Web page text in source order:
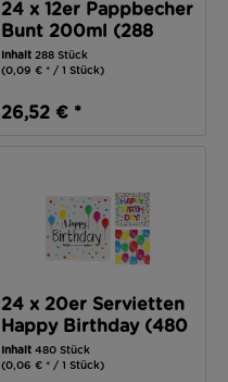
24 x 12er Pappbecher
Bunt 200ml (288
Teile)
Inhalt288 Stück
(0,09 € * / 1 Stück)
26,52 € *
24 x 20er Servietten
Happy Birthday (480
Teile)
Inhalt480 Stück
(0,06 € * / 1 Stück)